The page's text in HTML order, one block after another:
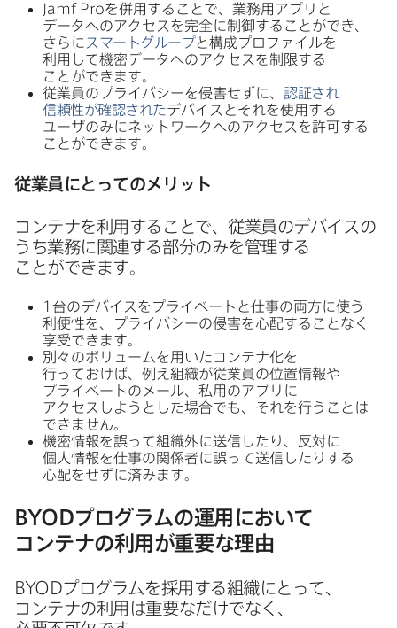
Jamf Proを​併用する​ことで、​業務用アプリと​
データへの​アクセスを​完全に​制御する​ことができ、​
さらに スマートグループと​構成プロファイルを​
利用して​機密​データへの​アクセスを​制限する​
ことができます。
従業員の​プライバシーを​侵害せずに、 認証され​
信頼性が​確認されたデバイスと​それを​使用する​
ユーザのみに​ネットワークへの​アクセスを​許可する​
ことができます。
従業員に​とっての​メリット
コンテナを​利用する​ことで、​従業員の​デバイスの​
うち業務に​関連する​部分のみを​管理する​
ことができます。
1 台の​デバイスを​プライベートと​仕事の​両方に​使う​
利便性を、​プライバシーの​侵害を​心配する​ことなく​
享受できます。
別々の​ボリュームを​用いた​コンテナ化を​
行っておけば、​例え組織が​従業員の​位置情報や​
プライベートの​メール、​私用の​アプリに​
アクセスしようとした​場合でも、​それを​行う​ことは​
できません。
機密情報を​誤って​組織外に​送信したり、​反対に​
個人情報を​仕事の​関係者に​誤って​送信したりする​
心配を​せずに​済みます。
BYODプログラムの​運用に​おいて​
コンテナの​利用が​重要な​理由
BYODプログラムを​採用する​組織に​とって、​
コンテナの​利用は​重要なだけでなく、​